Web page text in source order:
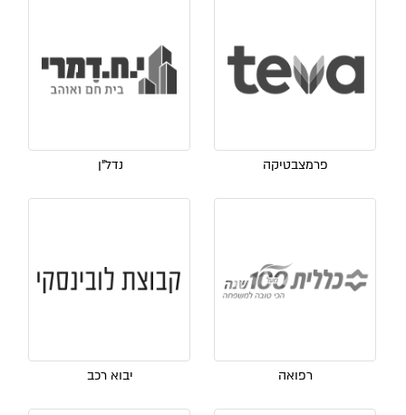
פרמצבטיקה נדל"ן
רפואה יבוא רכב